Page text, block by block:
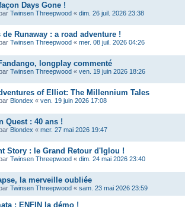
Days Gone !
Twinsen Threepwood « dim. 26 juil. 2026 23:38
de Runaway : a road adventure !
Twinsen Threepwood « mer. 08 juil. 2026 04:26
longplay commenté
Twinsen Threepwood « ven. 19 juin 2026 18:26
of Elliot: The Millennium Tales
Blondex « ven. 19 juin 2026 17:08
Quest : 40 ans !
Blondex « mer. 27 mai 2026 19:47
Story : le Grand Retour d'Iglou !
Twinsen Threepwood « dim. 24 mai 2026 23:40
la merveille oubliée
Twinsen Threepwood « sam. 23 mai 2026 23:59
: ENFIN la démo !